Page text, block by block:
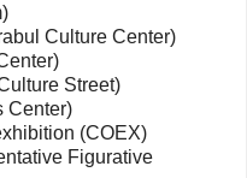
Culture Center)
Street)
Center)
(COEX)
Figurative